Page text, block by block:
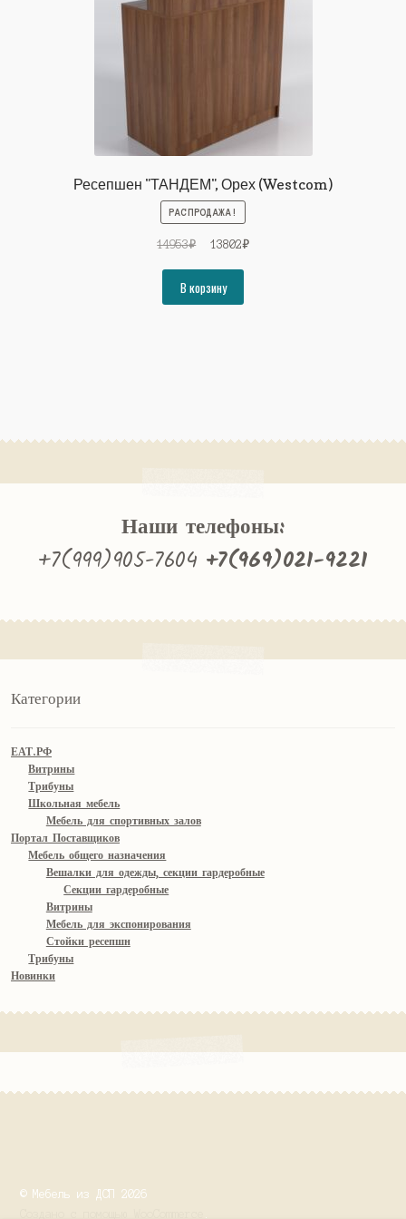
Ресепшен "ТАНДЕМ", Орех (Westcom)
РАСПРОДАЖА!
14953₽
Первоначальная
составляла
14953₽.
13802₽Текущая
В корзину
Наши телефоны:
+7(999)905-7604 +7(969)021-9221
Категории
ЕАТ.РФ
Витрины
Трибуны
Школьная мебель
Мебель для спортивных залов
Портал Поставщиков
Мебель общего назначения
Вешалки для одежды, секции гардеробные
Секции гардеробные
Витрины
Мебель для экспонирования
Стойки ресепшн
Трибуны
Новинки
© Мебель из ДСП 2026